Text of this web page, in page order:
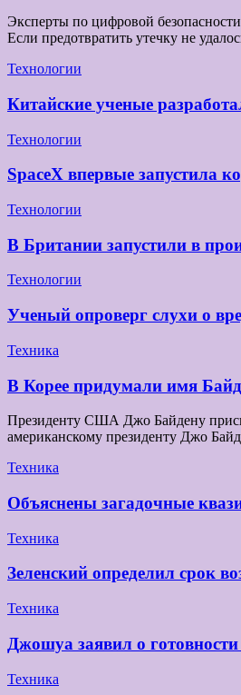
Эксперты по цифровой
Если предотвратить утечку не
Технологии
Китайские ученые
Технологии
SpaceX впервые запустила
Технологии
В Британии запустили в
Технологии
Ученый опроверг слухи о
Техника
В Корее придумали имя
Президенту США Джо Байдену
американскому президенту Джо
Техника
Объяснены загадочные
Техника
Зеленский определил срок
Техника
Джошуа заявил о
Техника